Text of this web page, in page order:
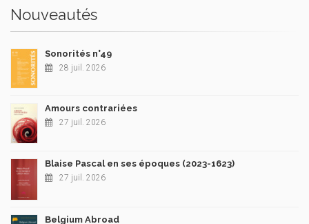
Nouveautés
Sonorités n°49
28 juil. 2026
Amours contrariées
27 juil. 2026
Blaise Pascal en ses époques (2023-1623)
27 juil. 2026
Belgium Abroad